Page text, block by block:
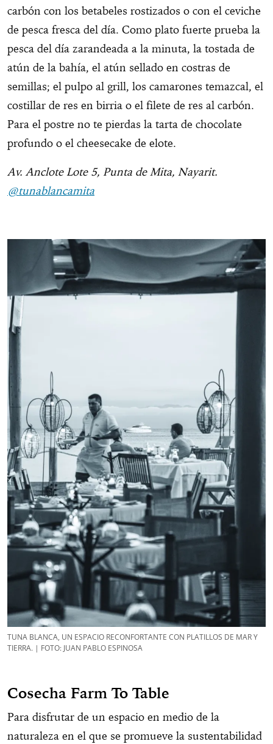
carbón con los betabeles rostizados o con el ceviche
de pesca fresca del día. Como plato fuerte prueba la
pesca del día zarandeada a la minuta, la tostada de
atún de la bahía, el atún sellado en costras de
semillas; el pulpo al grill, los camarones temazcal, el
costillar de res en birria o el filete de res al carbón.
Para el postre no te pierdas la tarta de chocolate
profundo o el cheesecake de elote.
Av. Anclote Lote 5, Punta de Mita, Nayarit.
@tunablancamita
TUNA BLANCA, UN ESPACIO RECONFORTANTE CON PLATILLOS DE MAR Y
TIERRA. | FOTO: JUAN PABLO ESPINOSA
Cosecha Farm To Table
Para disfrutar de un espacio en medio de la
naturaleza en el que se promueve la sustentabilidad